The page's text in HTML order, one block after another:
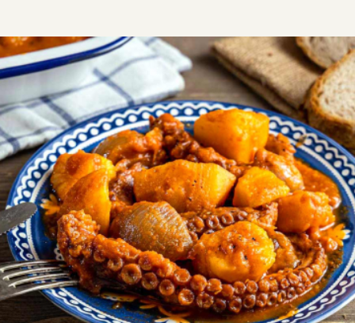
ΣΥΝΤΑΓΕΣ ΑΛΜΥΡΑ ΘΑΛΑΣΣΙΝΑ
Χταπόδι με πατάτες
Χταπόδι γιαχνί κατσαρόλας εύκολα και γρήγορα.
Απίστευτη γεύση, πλούσια σάλτσα και τέλειο
αποτέλεσμα κάθε φορά.
Εύκολη 1:05
4 - 6 15 λεπτά 50 λεπτά